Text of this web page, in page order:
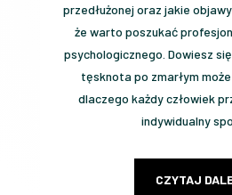
przedłużonej oraz jakie
że warto poszukać
psychologicznego. Dowiesz
tęsknota po zmarłym
dlaczego każdy człowiek
indywidualny
CZYTAJ